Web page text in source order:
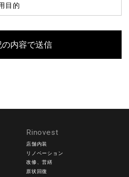
目的
す。
する法令を遵守すると共に、お
開示や提供
た個人情報については、以下の
を除き、いかなる第三者にも開
Rinovest
店舗内装
リノベーション
改修、営繕
原状回復